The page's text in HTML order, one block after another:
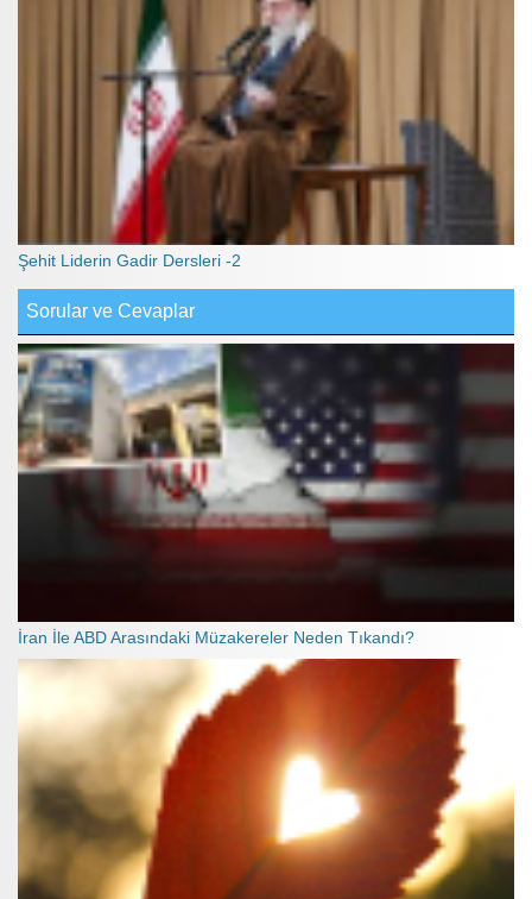
Şehit Liderin Gadir Dersleri -2
Sorular ve Cevaplar
İran İle ABD Arasındaki Müzakereler Neden Tıkandı?